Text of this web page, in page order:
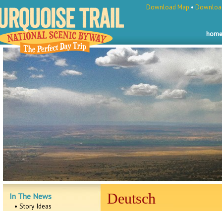
home
Download Map •
In The News
• Story Ideas Deutsch